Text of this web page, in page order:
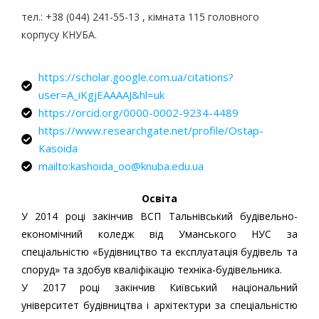
тел.: +38 (044) 241-55-13 , кімната 115 головного
корпусу КНУБА.
https://scholar.google.com.ua/citations?
user=A_iKgjEAAAAJ&hl=uk
https://orcid.org/0000-0002-9234-4489
https://www.researchgate.net/profile/Ostap-
Kasoida
mailto:kashoida_oo@knuba.edu.ua
Освіта
У 2014 році закінчив ВСП Тальнівський будівельно-
економічний коледж від Уманського НУС за
спеціальністю «Будівництво та експлуатація будівель та
споруд» та здобув кваліфікацію техніка-будівельника.
У 2017 році закінчив Київський національний
університет будівництва і архітектури за спеціальністю